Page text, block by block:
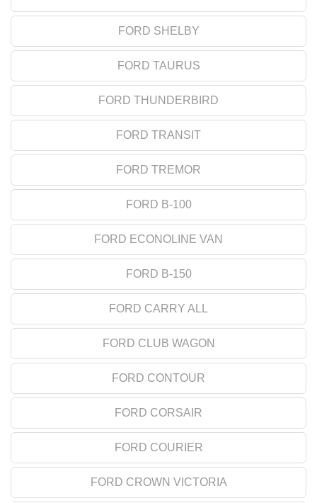
FORD SHELBY
FORD TAURUS
FORD THUNDERBIRD
FORD TRANSIT
FORD TREMOR
FORD B-100
FORD ECONOLINE VAN
FORD B-150
FORD CARRY ALL
FORD CLUB WAGON
FORD CONTOUR
FORD CORSAIR
FORD COURIER
FORD CROWN VICTORIA